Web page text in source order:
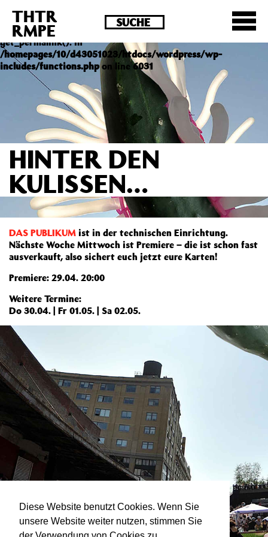
Diese Website benutzt Cookies. Wenn Sie
unsere Website weiter nutzen, stimmen Sie
Deprecated : Die Funktion post_permalink ist seit
Version 4.4.0 veraltet! Verwende stattdessen
get_permalink(). in
/homepages/10/d43051023/htdocs/wordpress/wp-
includes/functions.phpon line 6031
THTR
RMPE
HINTER DEN
KULISSEN…
DAS PUBLIKUM ist in der technischen Einrichtung.
Nächste Woche Mittwoch ist Premiere – die ist schon fast
ausverkauft, also sichert euch jetzt eure Karten!
Premiere: 29.04. 20:00
Weitere Termine:
Do 30.04. | Fr 01.05. | Sa 02.05.